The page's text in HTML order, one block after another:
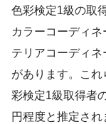
色彩検定1級の取
カラーコーディ
テリアコーディ
があります。こ
彩検定1級取得者
円程度と推定され